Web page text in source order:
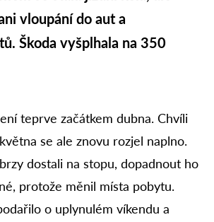
vloupání do aut a
Škoda vyšplhala na 350
teprve začátkem dubna. Chvíli
se ale znovu rozjel naplno.
dostali na stopu, dopadnout ho
protože měnil místa pobytu.
o uplynulém víkendu a